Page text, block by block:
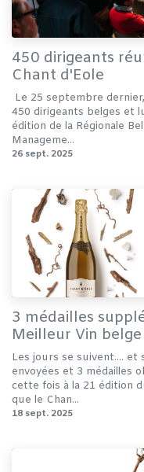
450 dirigeants
Chant d'Eole
​Le 25 septembre
450 dirigeants belges et
édition de la Régionale
Manageme...
26 sept. 2025
3 médailles
Meilleur Vin belge
Les jours se suivent.... et
envoyées et 3 médailles
cette fois à la 21 édition
que le Chan...
18 sept. 2025